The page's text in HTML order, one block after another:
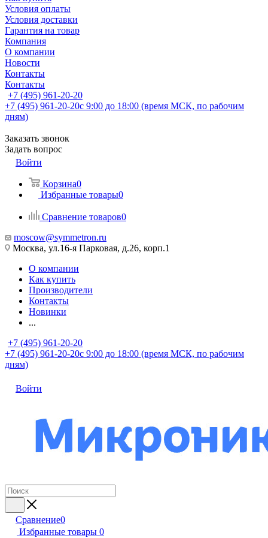
Условия оплаты
Условия доставки
Гарантия на товар
Компания
О компании
Новости
Контакты
Контакты
+7 (495) 961-20-20
+7 (495) 961-20-20с 9:00 до 18:00 (время МСК, по рабочим
дням)
Заказать звонок
Задать вопрос
Войти
Корзина0
Избранные товары0
Сравнение товаров0
moscow@symmetron.ru
Москва, ул.16-я Парковая, д.26, корп.1
О компании
Как купить
Производители
Контакты
Новинки
...
+7 (495) 961-20-20
+7 (495) 961-20-20с 9:00 до 18:00 (время МСК, по рабочим
дням)
Войти
Сравнение0
Избранные товары 0